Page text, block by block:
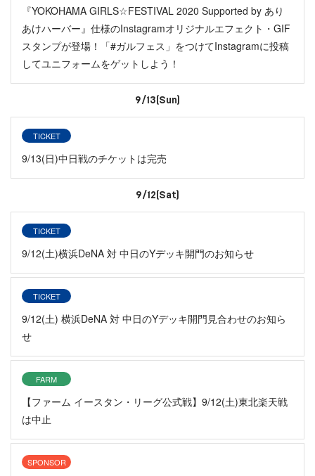
『YOKOHAMA GIRLS☆FESTIVAL 2020 Supported by あり
あけハーバー』仕様のInstagramオリジナルエフェクト・GIF
スタンプが登場！「#ガルフェス」をつけてInstagramに投稿
してユニフォームをゲットしよう！
9/13(Sun)
TICKET
9/13(日)中日戦のチケットは完売
9/12(Sat)
TICKET
9/12(土)横浜DeNA 対 中日のYデッキ開門のお知らせ
TICKET
9/12(土) 横浜DeNA 対 中日のYデッキ開門見合わせのお知ら
せ
FARM
【ファーム イースタン・リーグ公式戦】9/12(土)東北楽天戦
は中止
SPONSOR